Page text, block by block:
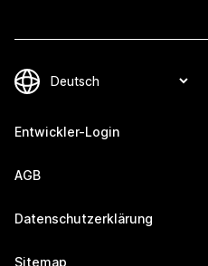
Entwickler-Login
AGB
Datenschutzerklärung
Sitemap